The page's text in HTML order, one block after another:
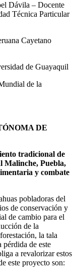
Dávila – Docente
Técnica Particular
Cayetano
de Guayaquil
de la
DE
tradicional de
Malinche, Puebla,
y combate
pobladoras del
de conservación y
de cambio para el
de la
la tala
pérdida de este
a revalorizar estos
este proyecto son: